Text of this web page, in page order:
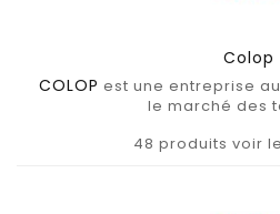
Colop
COLOP est une entreprise
le marché des
48 produits voir